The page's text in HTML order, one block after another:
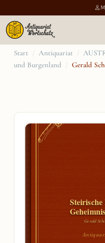
Zum
Inhalt
Start / Antiquariat /
und Burgenland / Gerald
Gerald